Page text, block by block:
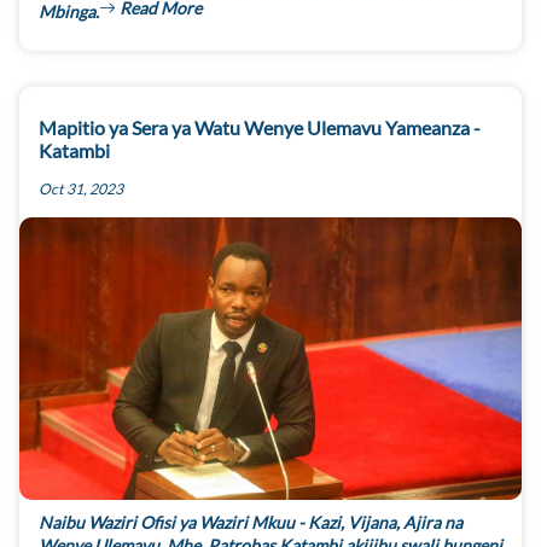
Mbinga.
Read More
Mapitio ya Sera ya Watu Wenye Ulemavu Yameanza -
Katambi
Oct 31, 2023
Naibu Waziri Ofisi ya Waziri Mkuu - Kazi, Vijana, Ajira na